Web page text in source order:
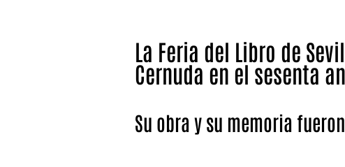
La Feria del Libro de
Cernuda en el sesenta
Su obra y su memoria